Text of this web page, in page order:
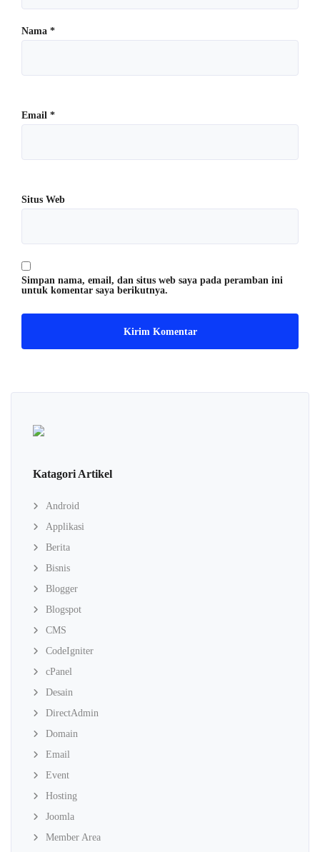
Nama *
Email *
Situs Web
Simpan nama, email, dan situs web saya pada peramban ini
untuk komentar saya berikutnya.
Katagori Artikel
Android
Applikasi
Berita
Bisnis
Blogger
Blogspot
CMS
CodeIgniter
cPanel
Desain
DirectAdmin
Domain
Email
Event
Hosting
Joomla
Member Area